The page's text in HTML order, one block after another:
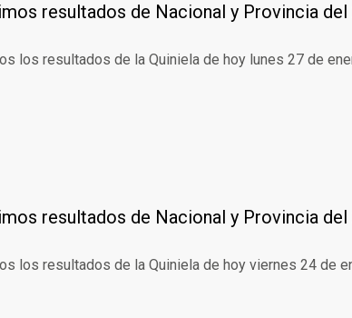
resultados de Nacional y Provincia del
los resultados de la Quiniela de hoy lunes 27 de
resultados de Nacional y Provincia del
los resultados de la Quiniela de hoy viernes 24 de